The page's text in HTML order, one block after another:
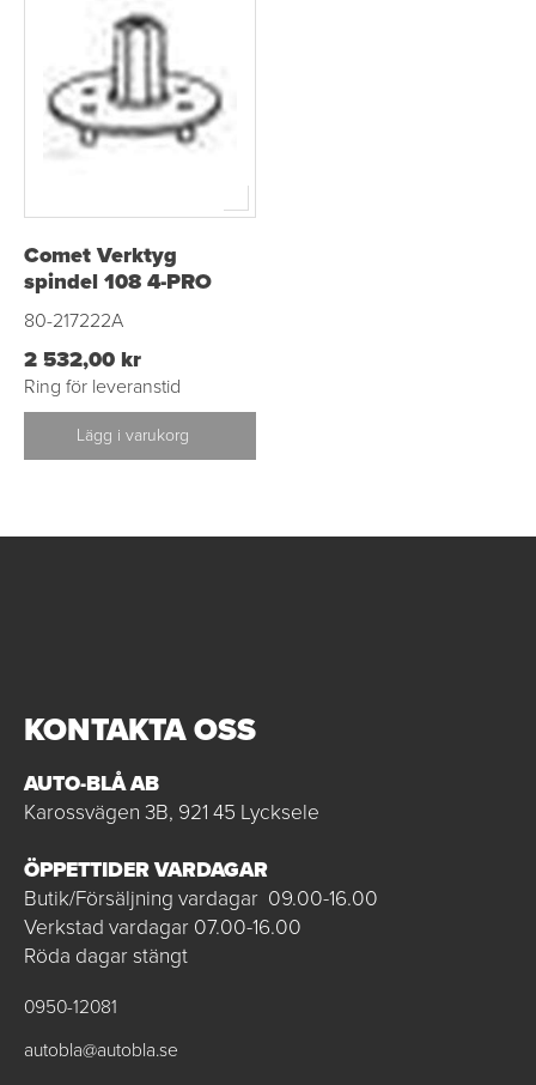
Comet Verktyg
spindel 108 4-PRO
80-217222A
2 532,00 kr
Ring för leveranstid
Lägg i varukorg
KONTAKTA OSS
AUTO-BLÅ AB
Karossvägen 3B, 921 45 Lycksele
ÖPPETTIDER VARDAGAR
Butik/Försäljning vardagar 09.00-16.00
Verkstad vardagar 07.00-16.00
Röda dagar stängt
0950-12081
autobla@autobla.se